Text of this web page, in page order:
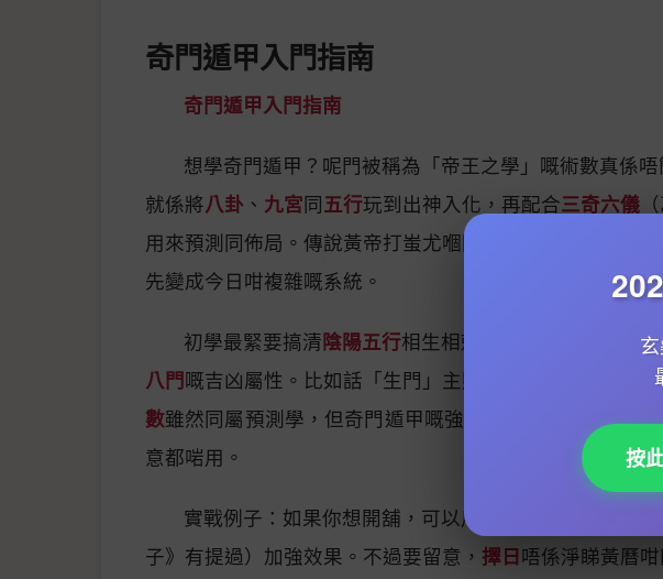
奇門遁甲入門指南
奇門遁甲入門指南
想學奇門遁甲？呢門被稱為「帝王之學」嘅術數真係
就係將八卦 、 九宮同五行玩到出神入化，再配合三奇六儀
用來預測同佈局。傳說黃帝打蚩尤嗰陣，九天玄女傳落嚟嘅
先變成今日咁複雜嘅系統。
初學最緊要搞清陰陽五行相生相剋（例如金剋木、木
八門嘅吉凶屬性。比如話「生門」主財運，擺風水陣想催
數雖然同屬預測學，但奇門遁甲嘅強項係將時空拆解到好
意都啱用。
實戰例子：如果你想開舖，可以用奇門遁甲盤搵「生
子》有提過）加強效果。不過要留意， 擇日唔係淨睇黃曆
按